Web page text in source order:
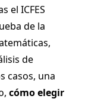
el ICFES
de la
de
casos, una
cómo elegir